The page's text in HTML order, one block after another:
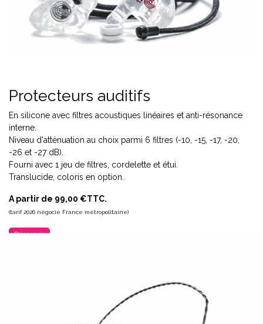
Protecteurs auditifs
En silicone avec filtres acoustiques linéaires et anti-résonance
interne.
Niveau d'atténuation au choix parmi 6 filtres (-10, -15, -17, -20,
-26 et -27 dB).
Fourni avec 1 jeu de filtres, cordelette et étui.
Translucide, coloris en option.
A partir de 99,00 €TTC.
(tarif 2026 négocié France métropolitaine)
Découvrir